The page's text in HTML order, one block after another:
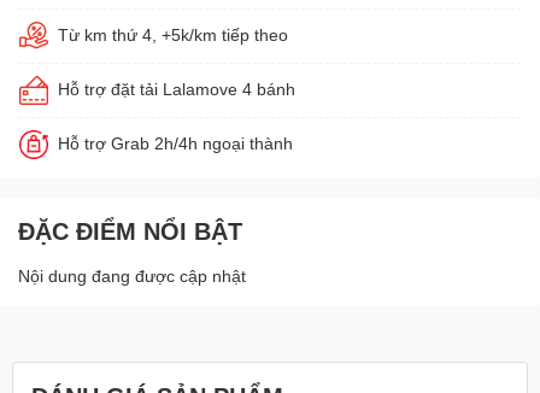
Từ km thứ 4, +5k/km tiếp theo
Hỗ trợ đặt tải Lalamove 4 bánh
Hỗ trợ Grab 2h/4h ngoại thành
ĐẶC ĐIỂM NỔI BẬT
Nội dung đang được cập nhật